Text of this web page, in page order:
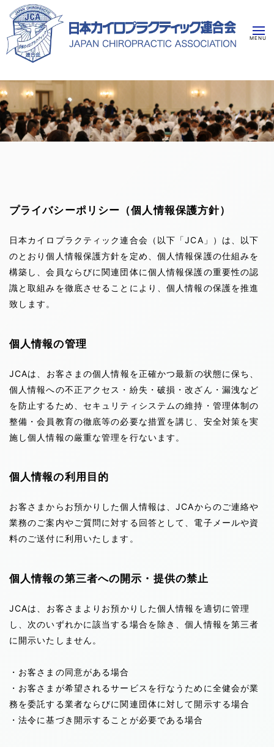
プライバシーポリシー（個人情報保護方針）
日本カイロプラクティック連合会（以下「JCA」）は、以下
のとおり個人情報保護方針を定め、個人情報保護の仕組みを
構築し、会員ならびに関連団体に個人情報保護の重要性の認
識と取組みを徹底させることにより、個人情報の保護を推進
致します。
個人情報の管理
JCAは、お客さまの個人情報を正確かつ最新の状態に保ち、
個人情報への不正アクセス・紛失・破損・改ざん・漏洩など
を防止するため、セキュリティシステムの維持・管理体制の
整備・会員教育の徹底等の必要な措置を講じ、安全対策を実
施し個人情報の厳重な管理を行ないます。
個人情報の利用目的
お客さまからお預かりした個人情報は、JCAからのご連絡や
業務のご案内やご質問に対する回答として、電子メールや資
料のご送付に利用いたします。
個人情報の第三者への開示・提供の禁止
JCAは、お客さまよりお預かりした個人情報を適切に管理
し、次のいずれかに該当する場合を除き、個人情報を第三者
に開示いたしません。
・お客さまの同意がある場合
・お客さまが希望されるサービスを行なうために全健会が業
務を委託する業者ならびに関連団体に対して開示する場合
・法令に基づき開示することが必要である場合